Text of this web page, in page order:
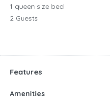
1 queen size bed
2 Guests
Features
Amenities